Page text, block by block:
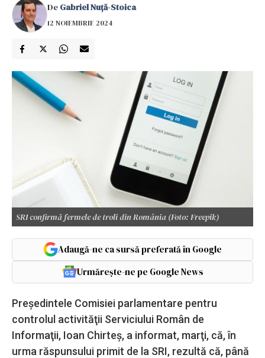
De Gabriel Nuță-Stoica
12 NOIEMBRIE 2024
SRI confirmă fermele de troli din România (Foto: Freepik)
Adaugă-ne ca sursă preferată în Google
Urmărește-ne pe Google News
Preşedintele Comisiei parlamentare pentru
controlul activităţii Serviciului Român de
Informaţii, Ioan Chirteş, a informat, marţi, că, în
urma răspunsului primit de la SRI, rezultă că, până